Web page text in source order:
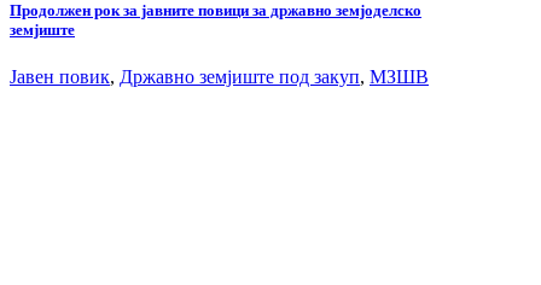
Продолжен рок за јавните повици за државно земјоделско
земјиште
Јавен повик, Државно земјиште под закуп, МЗШВ